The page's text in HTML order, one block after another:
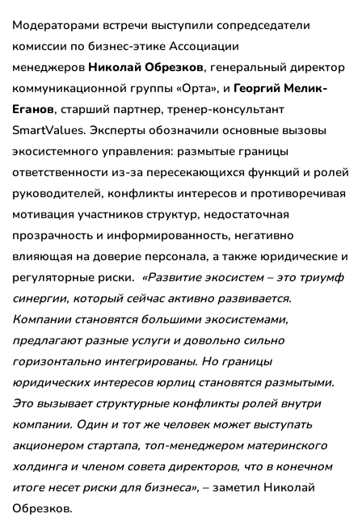
Модераторами встречи выступили сопредседатели
комиссии по бизнес-этике Ассоциации
менеджеров Николай Обрезков, генеральный директор
коммуникационной группы «Орта», и Георгий Мелик-
Еганов, старший партнер, тренер-консультант
SmartValues. Эксперты обозначили основные вызовы
экосистемного управления: размытые границы
ответственности из-за пересекающихся функций и ролей
руководителей, конфликты интересов и противоречивая
мотивация участников структур, недостаточная
прозрачность и информированность, негативно
влияющая на доверие персонала, а также юридические и
регуляторные риски. «Развитие экосистем – это триумф
синергии, который сейчас активно развивается.
Компании становятся большими экосистемами,
предлагают разные услуги и довольно сильно
горизонтально интегрированы. Но границы
юридических интересов юрлиц становятся размытыми.
Это вызывает структурные конфликты ролей внутри
компании. Один и тот же человек может выступать
акционером стартапа, топ-менеджером материнского
холдинга и членом совета директоров, что в конечном
итоге несет риски для бизнеса», – заметил Николай
Обрезков.